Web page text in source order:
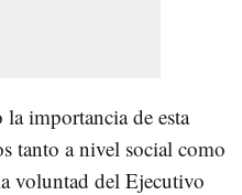
importancia de esta
tanto a nivel social como
voluntad del Ejecutivo